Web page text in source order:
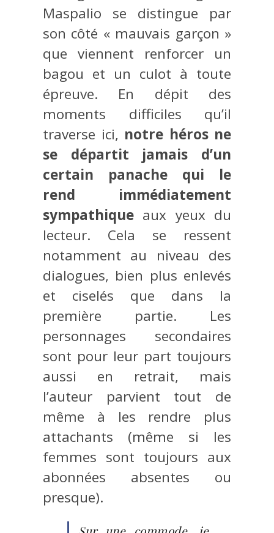
Maspalio se distingue par
son côté « mauvais garçon »
que viennent renforcer un
bagou et un culot à toute
épreuve. En dépit des
moments difficiles qu’il
traverse ici, notre héros ne
se départit jamais d’un
certain panache qui le
rend immédiatement
sympathique aux yeux du
lecteur. Cela se ressent
notamment au niveau des
dialogues, bien plus enlevés
et ciselés que dans la
première partie. Les
personnages secondaires
sont pour leur part toujours
aussi en retrait, mais
l’auteur parvient tout de
même à les rendre plus
attachants (même si les
femmes sont toujours aux
abonnées absentes ou
presque).